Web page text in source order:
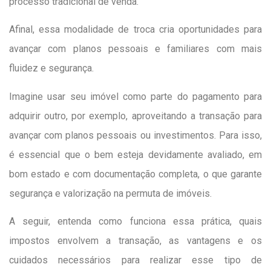
Afinal, essa modalidade de troca cria oportunidades para
avançar com planos pessoais e familiares com mais
fluidez e segurança.
Imagine usar seu imóvel como parte do pagamento para
adquirir outro, por exemplo, aproveitando a transação para
avançar com planos pessoais ou investimentos. Para isso,
é essencial que o bem esteja devidamente avaliado, em
bom estado e com documentação completa, o que garante
segurança e valorização na permuta de imóveis.
A seguir, entenda como funciona essa prática, quais
impostos envolvem a transação, as vantagens e os
cuidados necessários para realizar esse tipo de